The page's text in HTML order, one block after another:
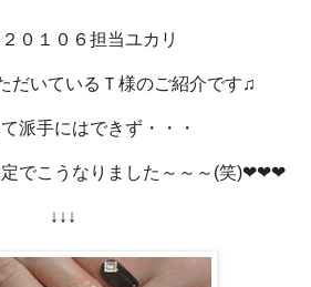
０１０６担当ユカリ
だいているＴ様のご紹介です♫
派手にはできず・・・
でこうなりました～～～(笑)❤❤❤
↓↓↓